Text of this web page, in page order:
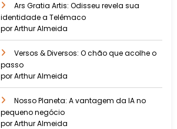
Ars Gratia Artis: Odisseu revela sua
identidade a Telêmaco
por Arthur Almeida
Versos & Diversos: O chão que acolhe o
passo
por Arthur Almeida
Nosso Planeta: A vantagem da IA no
pequeno negócio
por Arthur Almeida